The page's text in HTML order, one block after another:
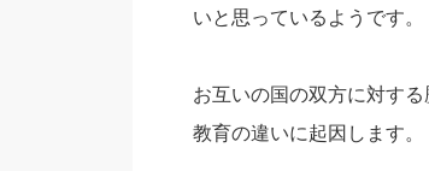
いと思っているようです。
お互いの国の双方に対す
教育の違いに起因します。